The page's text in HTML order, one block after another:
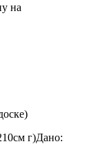
на
г)Дано: